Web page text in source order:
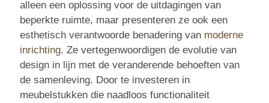
alleen een oplossing voor de uitdagingen van
beperkte ruimte, maar presenteren ze ook een
esthetisch verantwoorde benadering van moderne
inrichting. Ze vertegenwoordigen de evolutie van
design in lijn met de veranderende behoeften van
de samenleving. Door te investeren in
meubelstukken die naadloos functionaliteit